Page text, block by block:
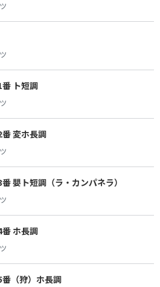
ト短調
変ホ長調
嬰ト短調（ラ・カンパネラ）
ホ長調
（狩）ホ長調